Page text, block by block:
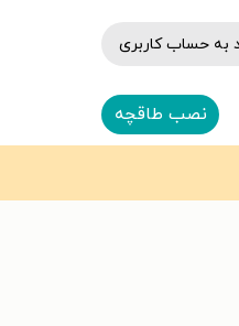
به حساب کاربری
نصب طاقچه